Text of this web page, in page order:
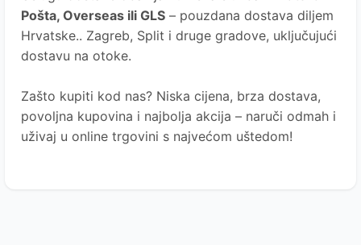
Pošta, Overseas ili GLS – pouzdana dostava diljem
Hrvatske.. Zagreb, Split i druge gradove, uključujući
dostavu na otoke.
Zašto kupiti kod nas? Niska cijena, brza dostava,
povoljna kupovina i najbolja akcija – naruči odmah i
uživaj u online trgovini s najvećom uštedom!